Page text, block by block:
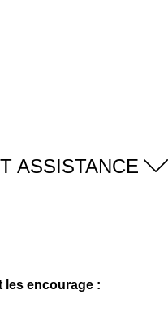
ASSISTANCE
les encourage :